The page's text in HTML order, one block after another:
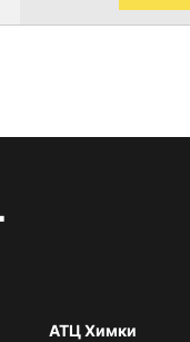
АТЦ Химки